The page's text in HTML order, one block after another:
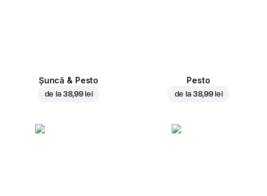
Șuncă & Pesto
de la 38,99 lei
Pesto
de la 38,99 lei